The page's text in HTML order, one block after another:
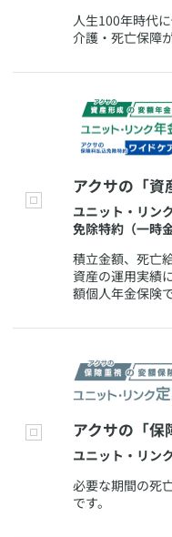
人生100年時代
介護・死亡保障
アクサの「
ユニット・リン
免除特約（一時金
積立金額、死亡
資産の運用実績
額個人年金保険で
アクサの「
ユニット・リン
必要な期間の死
です。